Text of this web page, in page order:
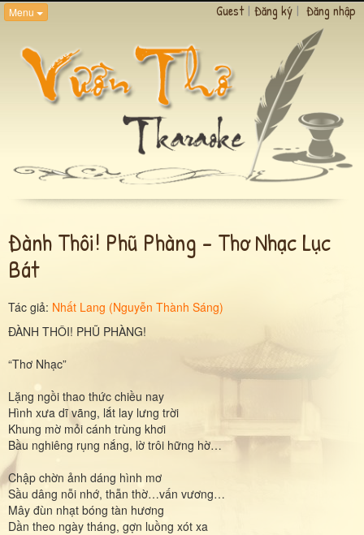
Menu Guest | Đăng ký | Đăng nhập
Đành Thôi! Phũ Phàng - Thơ Nhạc Lục
Bát
Tác giả: Nhất Lang (Nguyễn Thành Sáng)
ĐÀNH THÔI! PHŨ PHÀNG!
“Thơ Nhạc”
Lặng ngồi thao thức chiều nay
Hình xưa dĩ vãng, lắt lay lưng trời
Khung mờ mỏi cánh trùng khơi
Bầu nghiêng rụng nắng, lờ trôi hững hờ…
Chập chờn ảnh dáng hình mơ
Sầu dâng nỗi nhớ, thẫn thờ…vấn vương…
Mây đùn nhạt bóng tàn hương
Dần theo ngày tháng, gợn luồng xót xa